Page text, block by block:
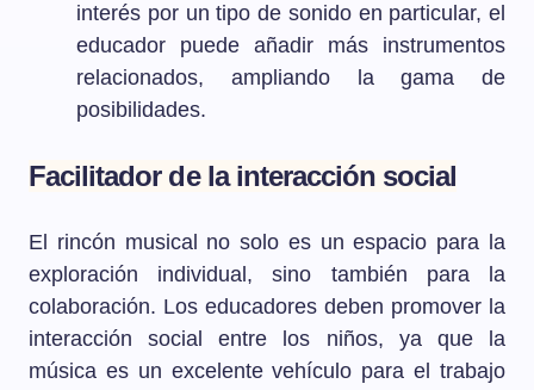
interés por un tipo de sonido en particular, el
educador puede añadir más instrumentos
relacionados, ampliando la gama de
posibilidades.
Facilitador de la interacción social
El rincón musical no solo es un espacio para la
exploración individual, sino también para la
colaboración. Los educadores deben promover la
interacción social entre los niños, ya que la
música es un excelente vehículo para el trabajo